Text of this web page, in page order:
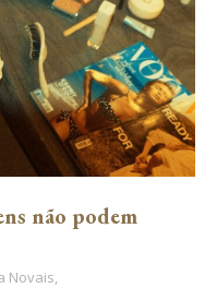
não podem
Novais,